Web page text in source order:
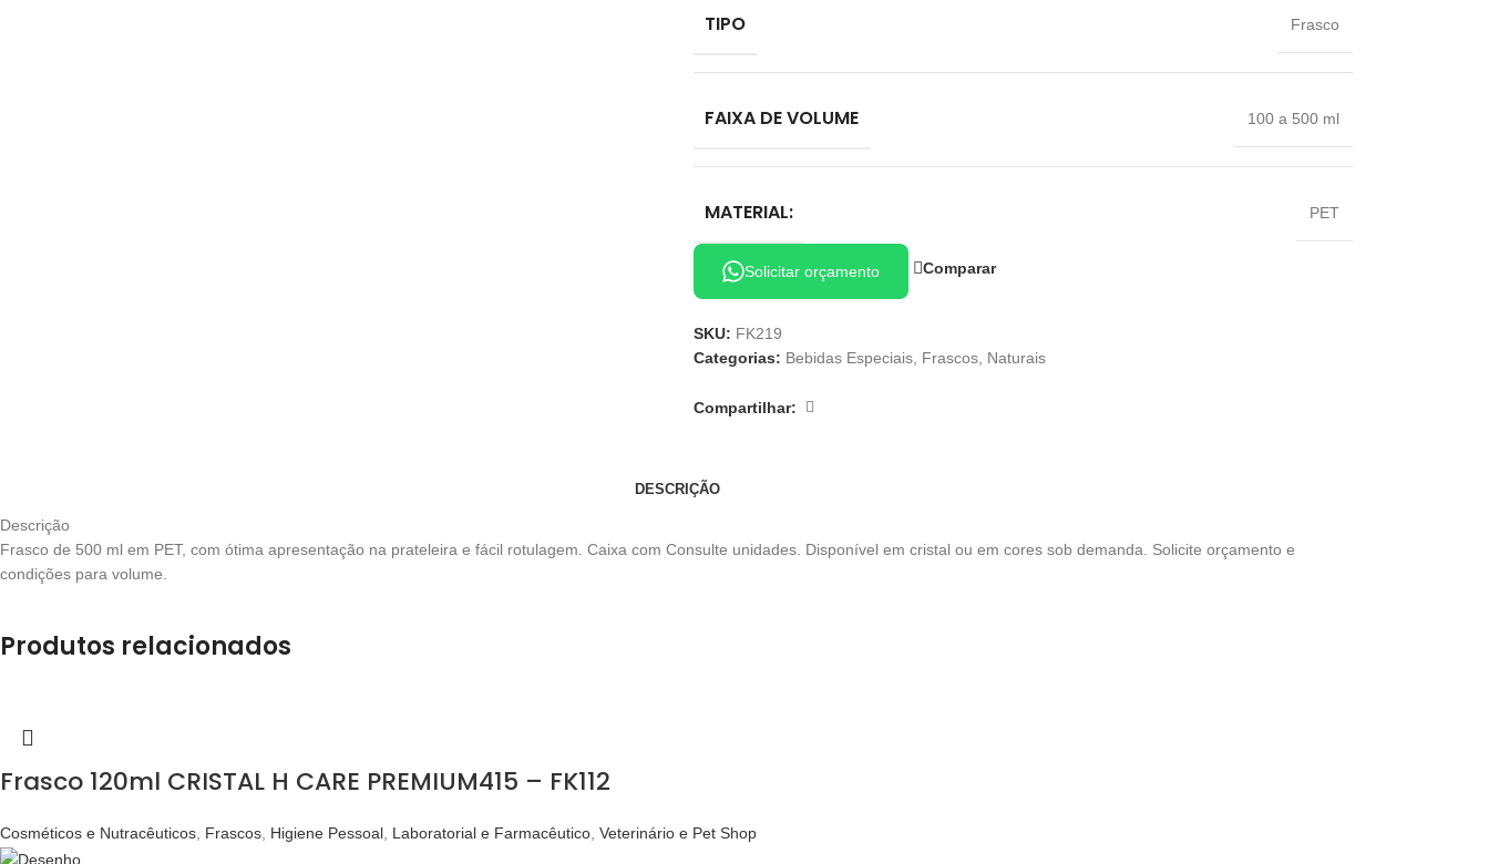
TIPO Frasco
FAIXA DE VOLUME 100 a 500 ml
MATERIAL: PET
Solicitar orçamento Comparar
SKU: FK219
Categorias: Bebidas Especiais, Frascos, Naturais
Compartilhar:
DESCRIÇÃO
Descrição
Frasco de 500 ml em PET, com ótima apresentação na prateleira e fácil rotulagem. Caixa com Consulte unidades. Disponível em cristal ou em cores sob demanda. Solicite orçamento e
condições para volume.
Produtos relacionados
Frasco 120ml CRISTAL H CARE PREMIUM415 – FK112
Cosméticos e Nutracêuticos, Frascos, Higiene Pessoal, Laboratorial e Farmacêutico, Veterinário e Pet Shop